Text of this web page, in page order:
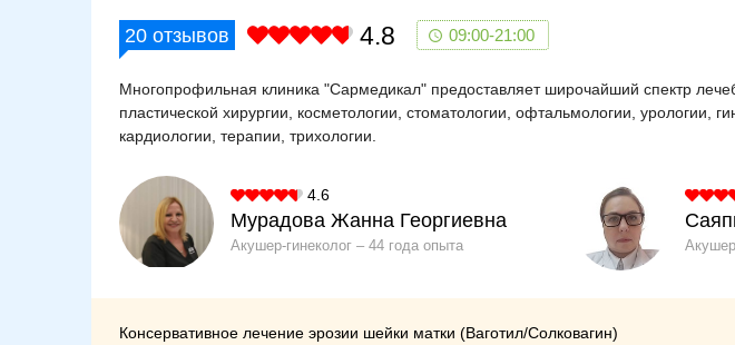
20 отзывов 4.8 09:00-21:00
Многопрофильная клиника "Сармедикал" предоставляет широчайший спектр
пластической хирургии, косметологии, стоматологии, офтальмологии, урологии,
кардиологии, терапии, трихологии.
4.6
Мурадова Жанна Георгиевна
Акушер-гинеколог 44 года опыта
Консервативное лечение эрозии шейки матки (Ваготил/Солковагин)